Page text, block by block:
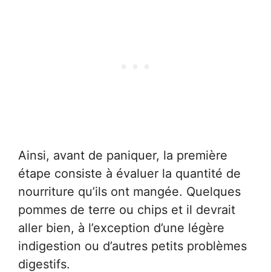
Ainsi, avant de paniquer, la première
étape consiste à évaluer la quantité de
nourriture qu’ils ont mangée. Quelques
pommes de terre ou chips et il devrait
aller bien, à l’exception d’une légère
indigestion ou d’autres petits problèmes
digestifs.